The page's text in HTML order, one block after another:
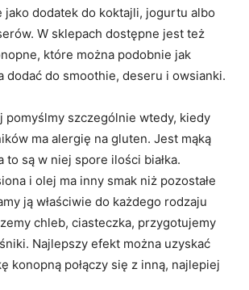
jako dodatek do koktajli, jogurtu albo
W sklepach dostępne jest też
które można podobnie jak
dodać do smoothie, deseru i owsianki.
pomyślmy szczególnie wtedy, kiedy
ma alergię na gluten. Jest mąką
to są w niej spore ilości białka.
i olej ma inny smak niż pozostałe
ją właściwie do każdego rodzaju
chleb, ciasteczka, przygotujemy
Najlepszy efekt można uzyskać
konopną połączy się z inną, najlepiej